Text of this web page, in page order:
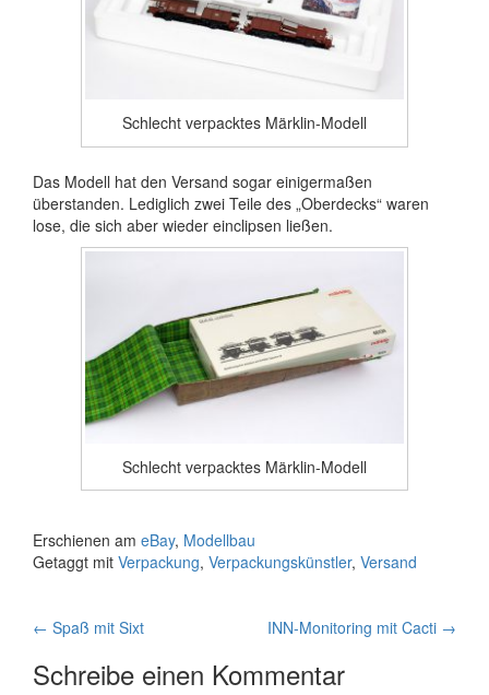
Schlecht verpacktes Märklin-Modell
Das Modell hat den Versand sogar einigermaßen
überstanden. Lediglich zwei Teile des „Oberdecks“ waren
lose, die sich aber wieder einclipsen ließen.
Schlecht verpacktes Märklin-Modell
Erschienen am eBay, Modellbau
Getaggt mit Verpackung, Verpackungskünstler, Versand
Artikelnavigation
← Spaß mit Sixt INN-Monitoring mit Cacti →
Schreibe einen Kommentar